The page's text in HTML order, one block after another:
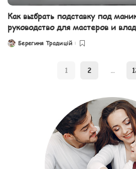
Как выбрать подставку под
руководство для мастеров и
PostedБерегиня Традицій
1 2 …